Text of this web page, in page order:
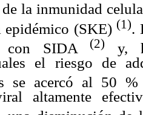
la inmunidad
epidémico (SKE) (1).
con SIDA
(2)
y,
el riesgo de
se acercó al 50
altamente